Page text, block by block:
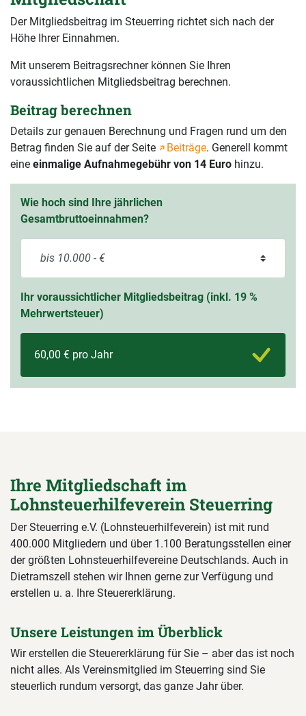
Der Mitgliedsbeitrag im Steuerring richtet sich nach der
Höhe Ihrer Einnahmen.
Mit unserem Beitragsrechner können Sie Ihren
voraussichtlichen Mitgliedsbeitrag berechnen.
Beitrag berechnen
Details zur genauen Berechnung und Fragen rund um den
Betrag finden Sie auf der Seite
Beiträge. Generell kommt
eine einmalige Aufnahmegebühr von 14 Euro hinzu.
Wie hoch sind Ihre jährlichen
Gesamtbruttoeinnahmen?
Ihr voraussichtlicher Mitgliedsbeitrag (inkl. 19 %
Mehrwertsteuer)
60,00 € pro Jahr
Ihre Mitgliedschaft im
Lohnsteuerhilfeverein Steuerring
Der Steuerring e.V. (Lohnsteuerhilfeverein) ist mit rund
400.000 Mitgliedern und über 1.100 Beratungsstellen einer
der größten Lohnsteuerhilfevereine Deutschlands. Auch in
Dietramszell stehen wir Ihnen gerne zur Verfügung und
erstellen u. a. Ihre Steuererklärung.
Unsere Leistungen im Überblick
Wir erstellen die Steuererklärung für Sie – aber das ist noch
nicht alles. Als Vereinsmitglied im Steuerring sind Sie
steuerlich rundum versorgt, das ganze Jahr über.